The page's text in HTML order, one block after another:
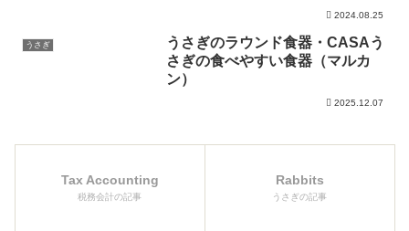
2024.08.25
うさぎ
うさぎのラウンド食器・CASAう
さぎの食べやすい食器（マルカ
ン）
2025.12.07
Tax Accounting
税務会計の記事
Rabbits
うさぎの記事